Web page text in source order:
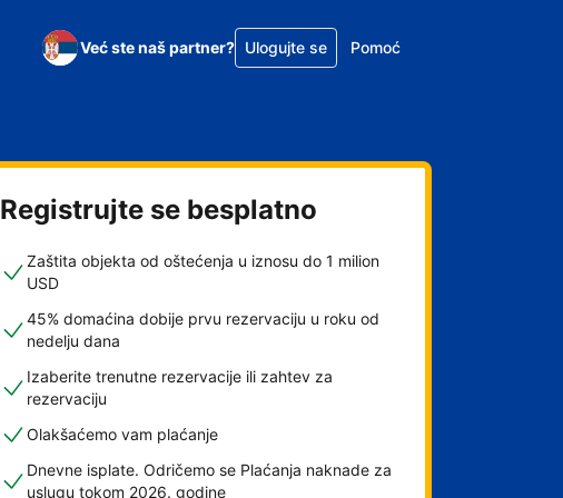
Već ste naš partner? Ulogujte se Pomoć
Registrujte se besplatno
Zaštita objekta od oštećenja u iznosu do 1 milion
USD
45% domaćina dobije prvu rezervaciju u roku od
nedelju dana
Izaberite trenutne rezervacije ili zahtev za
rezervaciju
Olakšaćemo vam plaćanje
Dnevne isplate. Odričemo se Plaćanja naknade za
uslugu tokom 2026. godine